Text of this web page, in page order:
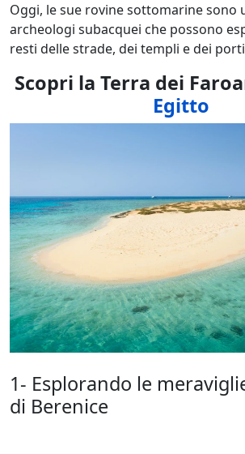
Oggi, le sue rovine sottomarine sono
archeologi subacquei che possono
resti delle strade, dei templi e dei
Scopri la Terra dei
Egitto
1- Esplorando le
di Berenice